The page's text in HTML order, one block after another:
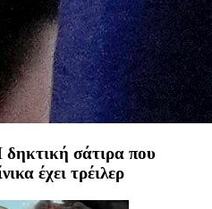
σάτιρα που
έχει τρέιλερ